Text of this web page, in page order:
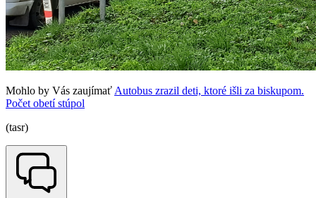
Mohlo by Vás zaujímaťAutobus zrazil deti, ktoré išli za biskupom.
Počet obetí stúpol
(tasr)